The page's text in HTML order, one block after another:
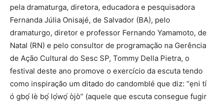
pela dramaturga, diretora, educadora e pesquisadora
Fernanda Júlia Onisajé, de Salvador (BA), pelo
dramaturgo, diretor e professor Fernando Yamamoto, de
Natal (RN) e pelo consultor de programação na Gerência
de Ação Cultural do Sesc SP, Tommy Della Pietra, o
festival deste ano promove o exercício da escuta tendo
como inspiração um ditado do candomblé que diz: “ẹni tí
ó gbọ́ lè bọ́ lọ́wọ́ òjò” (aquele que escuta consegue fugir